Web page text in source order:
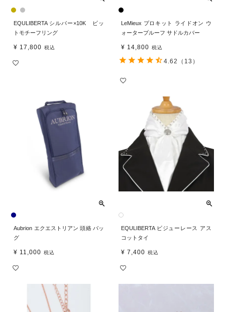
EQULIBERTA シルバー×10K ビッ
トモチーフリング
¥ 17,800 税込
LeMieux プロキット ライドオン ウ
ォータープルーフ サドルカバー
¥ 14,800 税込
4.62 （13）
Aubrion エクエストリアン 頭絡 バッ
グ
¥ 11,000 税込
EQULIBERTA ビジューレース アス
コットタイ
¥ 7,400 税込